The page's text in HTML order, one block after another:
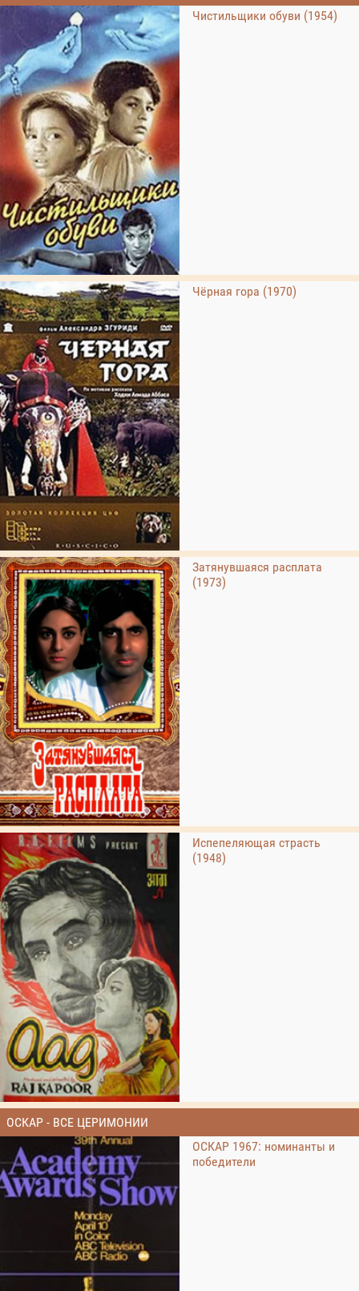
Чистильщики обуви (1954)
Чёрная гора (1970)
Затянувшаяся расплата
(1973)
Испепеляющая страсть
(1948)
ОСКАР - ВСЕ ЦЕРИМОНИИ
ОСКАР 1967: номинанты и
победители